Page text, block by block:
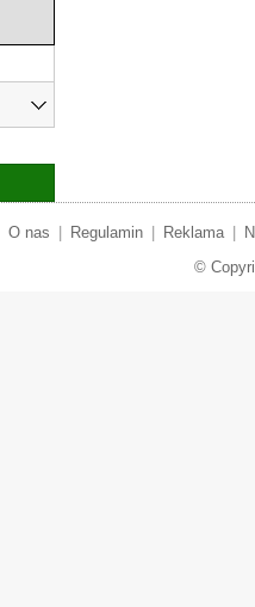
O nas Regulamin Reklama
©